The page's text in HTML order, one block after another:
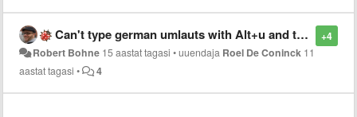
+4
Can't type german umlauts with Alt+u and then u for ü
Robert Bohne 15 aastat tagasi •uuendaja Roel De Coninck 11
aastat tagasi • 4